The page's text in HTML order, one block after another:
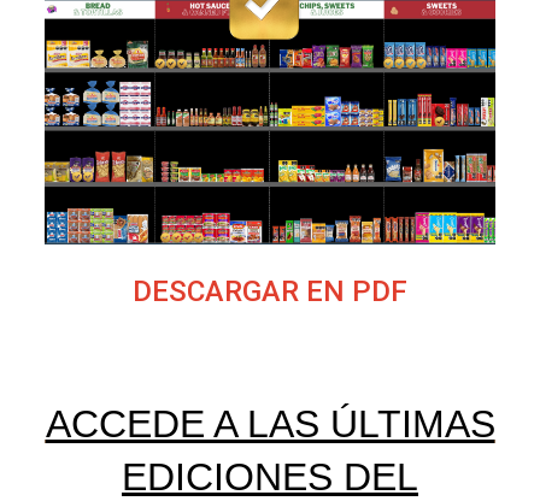
DESCARGAR EN PDF
ACCEDE A LAS ÚLTIMAS
EDICIONES DEL